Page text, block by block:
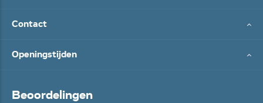
Contact
Openingstijden
Beoordelingen